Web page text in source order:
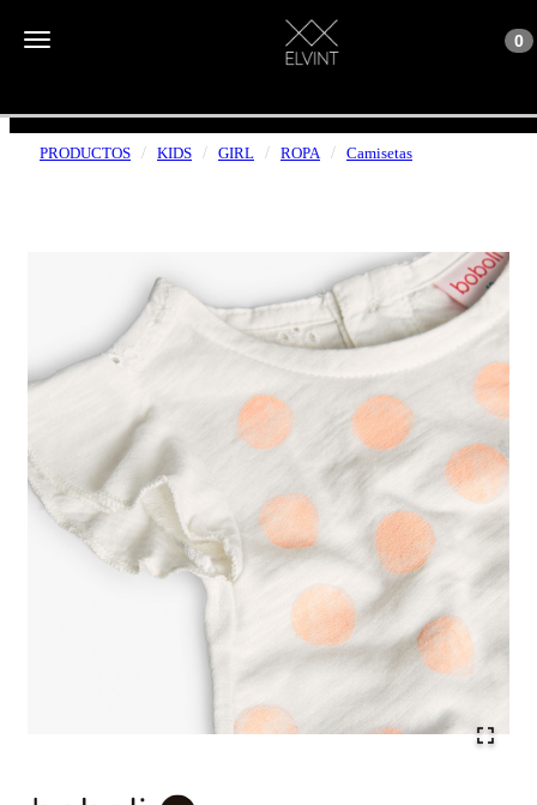
Toggle navigation Toggle
0
ENVÍOS GRATUITOS A PARTIR DE 50€
PRODUCTOS KIDS GIRL ROPA Camisetas